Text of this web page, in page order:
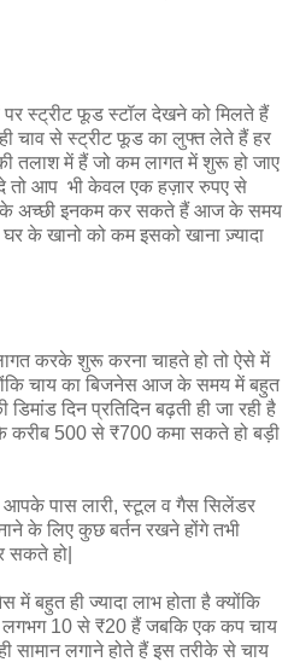
पर स्ट्रीट फूड स्टॉल देखने को मिलते हैं
चाव से स्ट्रीट फूड का लुफ्त लेते हैं हर
तलाश में हैं जो कम लागत में शुरू हो जाए
तो आप भी केवल एक हज़ार रुपए से
अच्छी इनकम कर सकते हैं आज के समय
के खानो को कम इसको खाना ज़्यादा
करके शुरू करना चाहते हो तो ऐसे में
चाय का बिजनेस आज के समय में बहुत
दिन प्रतिदिन बढ़ती ही जा रही है
500 से ₹700 कमा सकते हो बड़ी
आपके पास लारी, स्टूल व गैस सिलेंडर
के लिए कुछ बर्तन रखने होंगे तभी
हो|
बहुत ही ज्यादा लाभ होता है क्योंकि
10 से ₹20 हैं जबकि एक कप चाय
सामान लगाने होते हैं इस तरीके से चाय